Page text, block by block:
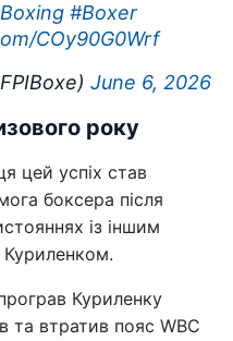
#Boxer
COy90G0Wrf
June 6, 2026
року
цей успіх став
боксера після
із іншим
Куриленком.
Куриленку
та втратив пояс WBC